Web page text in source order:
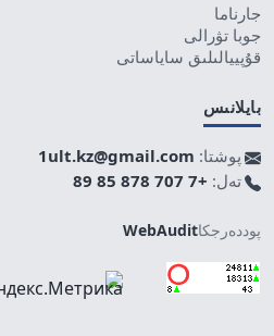
جارناما
جوبا تۋرالى
قۇپييالىلىق ساياساتى
بايلانىس
پوشتا: 1ult.kz@gmail.com
تەل: +7 707 878 85 89
پوددەرجكاWebAudit